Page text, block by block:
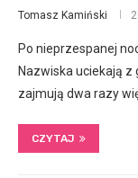
Tomasz Kamiński
Po nieprzespanej
Nazwiska uciekają z
zajmują dwa razy
CZYTAJ